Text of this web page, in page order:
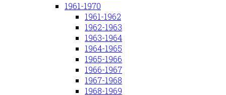
1961-1970
1961-1962
1962-1963
1963-1964
1964-1965
1965-1966
1966-1967
1967-1968
1968-1969